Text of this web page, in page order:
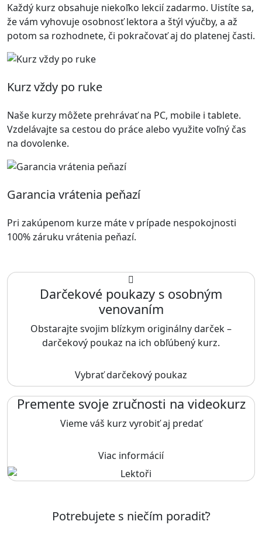
Každý kurz obsahuje niekoľko lekcií zadarmo. Uistíte sa,
že vám vyhovuje osobnosť lektora a štýl výučby, a až
potom sa rozhodnete, či pokračovať aj do platenej časti.
Kurz vždy po ruke
Naše kurzy môžete prehrávať na PC, mobile i tablete.
Vzdelávajte sa cestou do práce alebo využite voľný čas
na dovolenke.
Garancia vrátenia peňazí
Pri zakúpenom kurze máte v prípade nespokojnosti
100% záruku vrátenia peňazí.
Darčekové poukazy s osobným
venovaním
Obstarajte svojim blízkym originálny darček –
darčekový poukaz na ich obľúbený kurz.
Vybrať darčekový poukaz
Premente svoje zručnosti na videokurz
Vieme váš kurz vyrobiť aj predať
Viac informácií
Potrebujete s niečím poradiť?